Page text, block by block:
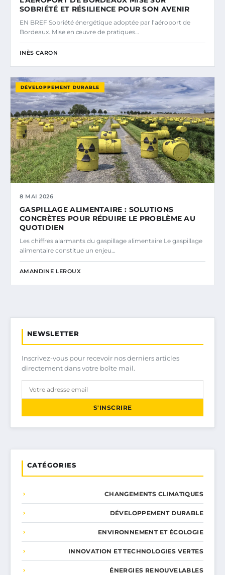
SOBRIÉTÉ ET RÉSILIENCE POUR SON AVENIR
EN BREF Sobriété énergétique adoptée par l’aéroport de
Bordeaux. Mise en œuvre de pratiques…
INÈS CARON
DÉVELOPPEMENT DURABLE
8 MAI 2026
GASPILLAGE ALIMENTAIRE : SOLUTIONS
CONCRÈTES POUR RÉDUIRE LE PROBLÈME AU
QUOTIDIEN
Les chiffres alarmants du gaspillage alimentaire Le gaspillage
alimentaire constitue un enjeu…
AMANDINE LEROUX
NEWSLETTER
Inscrivez-vous pour recevoir nos derniers articles
directement dans votre boîte mail.
S'INSCRIRE
CATÉGORIES
CHANGEMENTS CLIMATIQUES
DÉVELOPPEMENT DURABLE
ENVIRONNEMENT ET ÉCOLOGIE
INNOVATION ET TECHNOLOGIES VERTES
ÉNERGIES RENOUVELABLES